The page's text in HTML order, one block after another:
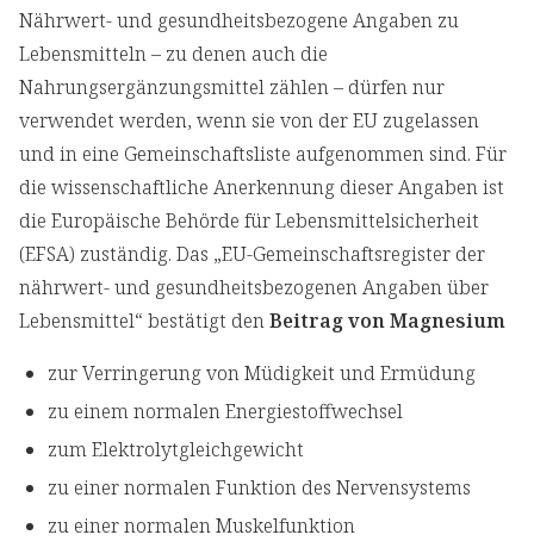
Nährwert- und gesundheitsbezogene Angaben zu
Lebensmitteln – zu denen auch die
Nahrungsergänzungsmittel zählen – dürfen nur
verwendet werden, wenn sie von der EU zugelassen
und in eine Gemeinschaftsliste aufgenommen sind. Für
die wissenschaftliche Anerkennung dieser Angaben ist
die Europäische Behörde für Lebensmittelsicherheit
(EFSA) zuständig. Das „EU-Gemeinschaftsregister der
nährwert- und gesundheitsbezogenen Angaben über
Lebensmittel“ bestätigt denBeitrag von Magnesium
zur Verringerung von Müdigkeit und Ermüdung
zu einem normalen Energiestoffwechsel
zum Elektrolytgleichgewicht
zu einer normalen Funktion des Nervensystems
zu einer normalen Muskelfunktion